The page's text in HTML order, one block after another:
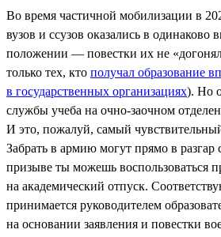
Во время частичной мобилизации в
вузов и ссузов оказались в
положении — повестки их не
только тех, кто получал образование
в государственных организациях). Но
службы учеба на очно-заочном
И это, пожалуй, самый
Забрать в армию могут прямо в разгар
призыве ты можешь воспользоваться
на академический отпуск.
принимается руководителем
на основании заявления и повестки